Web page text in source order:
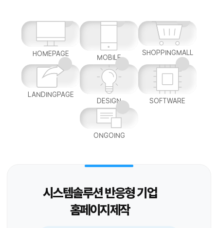
HOMEPAGE MOBILE
SHOPPINGMALL
LANDINGPAGE
DESIGN
SOFTWARE
ONGOING
시스템솔루션 반응형 기업
홈페이지제작